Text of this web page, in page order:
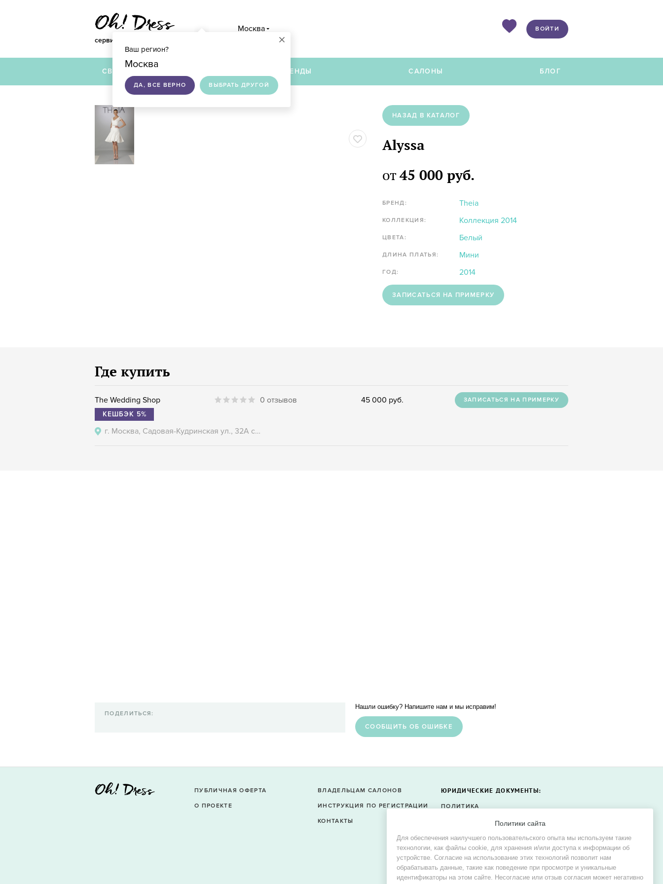
сервис по подбору свадебных платьев
Москва
×
Ваш регион?
Москва
ДА, ВСЕ ВЕРНО ВЫБРАТЬ ДРУГОЙ
ВОЙТИ
СВАДЕБНЫЕ ПЛАТЬЯ БРЕНДЫ САЛОНЫ БЛОГ
НАЗАД В КАТАЛОГ
Alyssa
от45 000 руб.
БРЕНД: Theia
КОЛЛЕКЦИЯ: Коллекция 2014
ЦВЕТА: Белый
ДЛИНА ПЛАТЬЯ: Мини
ГОД: 2014
ЗАПИСАТЬСЯ НА ПРИМЕРКУ
Где купить
The Wedding Shop
КЕШБЭК 5%
0 отзывов
г. Москва, Садовая-Кудринская ул., 32А стр. 9
45 000 руб. ЗАПИСАТЬСЯ НА ПРИМЕРКУ
Нашли ошибку? Напишите нам и мы исправим!
CООБЩИТЬ ОБ ОШИБКЕ
ПОДЕЛИТЬСЯ:
Политики сайта
Для обеспечения наилучшего пользовательского опыта мы используем такие
технологии, как файлы cookie, для хранения и/или доступа к информации об
устройстве. Согласие на использование этих технологий позволит нам
обрабатывать данные, такие как поведение при просмотре и уникальные
идентификаторы на этом сайте. Несогласие или отзыв согласия может негативно
ПУБЛИЧНАЯ ОФЕРТА
О ПРОЕКТЕ
ВЛАДЕЛЬЦАМ САЛОНОВ
ИНСТРУКЦИЯ ПО РЕГИСТРАЦИИ
КОНТАКТЫ
ЮРИДИЧЕСКИЕ ДОКУМЕНТЫ:
ПОЛИТИКА
СОГЛАСИЕ НА ОБРАБОТКУ
ПЕРСОНАЛЬНЫХ ДАННЫХ